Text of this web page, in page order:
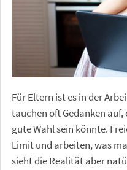
Für Eltern ist es in der
tauchen oft Gedanken
gute Wahl sein könnte.
Limit und arbeiten, was
sieht die Realität aber